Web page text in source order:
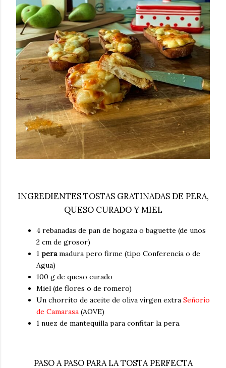
INGREDIENTES TOSTAS GRATINADAS DE PERA,
QUESO CURADO Y MIEL
4 rebanadas de pan de hogaza o baguette (de unos
2 cm de grosor)
1 peramadura pero firme (tipo Conferencia o de
Agua)
100 g de queso curado
Miel (de flores o de romero)
Un chorrito de aceite de oliva virgen extra Señorío
de Camarasa (AOVE)
1 nuez de mantequilla para confitar la pera.
PASO A PASO PARA LA TOSTA PERFECTA